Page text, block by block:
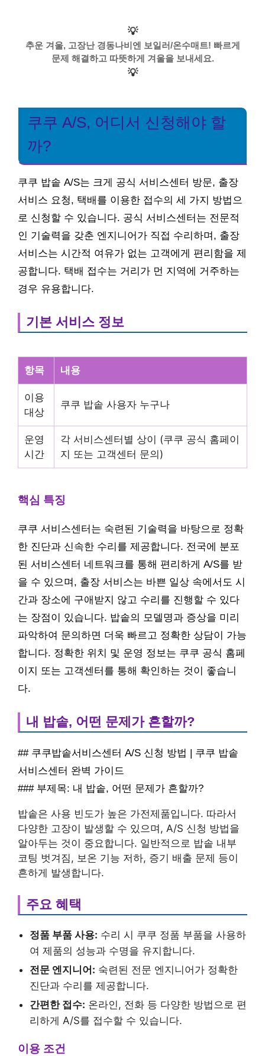
💡
추운 겨울, 고장난 경동나비엔 보일러/온수매트! 빠르게
문제 해결하고 따뜻하게 겨울을 보내세요.
💡
쿠쿠 A/S, 어디서 신청해야 할
까?
쿠쿠 밥솥 A/S는 크게 공식 서비스센터 방문, 출장
서비스 요청, 택배를 이용한 접수의 세 가지 방법으
로 신청할 수 있습니다. 공식 서비스센터는 전문적
인 기술력을 갖춘 엔지니어가 직접 수리하며, 출장
서비스는 시간적 여유가 없는 고객에게 편리함을 제
공합니다. 택배 접수는 거리가 먼 지역에 거주하는
경우 유용합니다.
기본 서비스 정보
항목 내용
이용
대상
쿠쿠 밥솥 사용자 누구나
운영
시간
각 서비스센터별 상이 (쿠쿠 공식 홈페이
지 또는 고객센터 문의)
핵심 특징
쿠쿠 서비스센터는 숙련된 기술력을 바탕으로 정확
한 진단과 신속한 수리를 제공합니다. 전국에 분포
된 서비스센터 네트워크를 통해 편리하게 A/S를 받
을 수 있으며, 출장 서비스는 바쁜 일상 속에서도 시
간과 장소에 구애받지 않고 수리를 진행할 수 있다
는 장점이 있습니다. 밥솥의 모델명과 증상을 미리
파악하여 문의하면 더욱 빠르고 정확한 상담이 가능
합니다. 정확한 위치 및 운영 정보는 쿠쿠 공식 홈페
이지 또는 고객센터를 통해 확인하는 것이 좋습니
다.
내 밥솥, 어떤 문제가 흔할까?
## 쿠쿠밥솥서비스센터 A/S 신청 방법 | 쿠쿠 밥솥
서비스센터 완벽 가이드
### 부제목: 내 밥솥, 어떤 문제가 흔할까?
밥솥은 사용 빈도가 높은 가전제품입니다. 따라서
다양한 고장이 발생할 수 있으며, A/S 신청 방법을
알아두는 것이 중요합니다. 일반적으로 밥솥 내부
코팅 벗겨짐, 보온 기능 저하, 증기 배출 문제 등이
흔하게 발생합니다.
주요 혜택
정품 부품 사용: 수리 시 쿠쿠 정품 부품을 사용하
여 제품의 성능과 수명을 유지합니다.
전문 엔지니어: 숙련된 전문 엔지니어가 정확한
진단과 수리를 제공합니다.
간편한 접수: 온라인, 전화 등 다양한 방법으로 편
리하게 A/S를 접수할 수 있습니다.
이용 조건